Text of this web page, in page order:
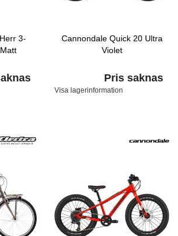
3-
Cannondale Quick 20 Ultra
Violet
Pris saknas
Visa lagerinformation